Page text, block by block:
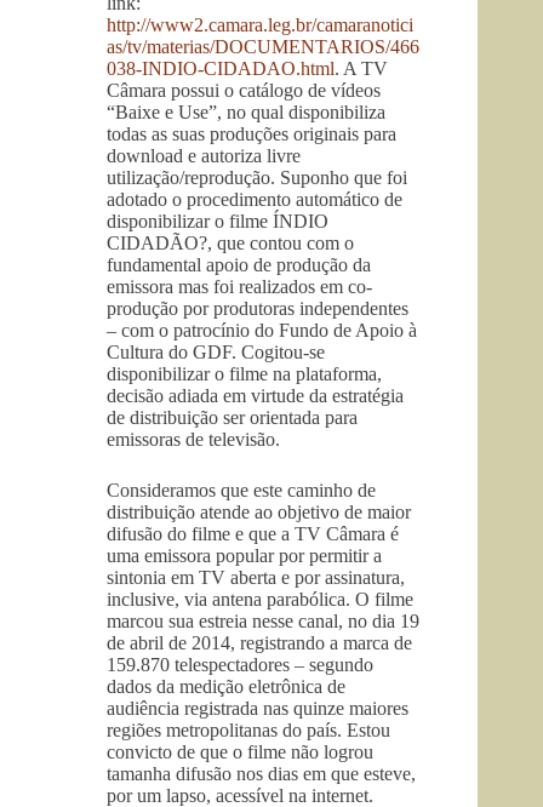
http://www2.camara.leg.br/camaranotici
as/tv/materias/DOCUMENTARIOS/466
038-INDIO-CIDADAO.html. A TV
Câmara possui o catálogo de vídeos
“Baixe e Use”, no qual disponibiliza
todas as suas produções originais para
download e autoriza livre
utilização/reprodução. Suponho que foi
adotado o procedimento automático de
disponibilizar o filme ÍNDIO
CIDADÃO?, que contou com o
fundamental apoio de produção da
emissora mas foi realizados em co-
produção por produtoras independentes
– com o patrocínio do Fundo de Apoio à
Cultura do GDF. Cogitou-se
disponibilizar o filme na plataforma,
decisão adiada em virtude da estratégia
de distribuição ser orientada para
emissoras de televisão.
Consideramos que este caminho de
distribuição atende ao objetivo de maior
difusão do filme e que a TV Câmara é
uma emissora popular por permitir a
sintonia em TV aberta e por assinatura,
inclusive, via antena parabólica. O filme
marcou sua estreia nesse canal, no dia 19
de abril de 2014, registrando a marca de
159.870 telespectadores – segundo
dados da medição eletrônica de
audiência registrada nas quinze maiores
regiões metropolitanas do país. Estou
convicto de que o filme não logrou
tamanha difusão nos dias em que esteve,
por um lapso, acessível na internet.